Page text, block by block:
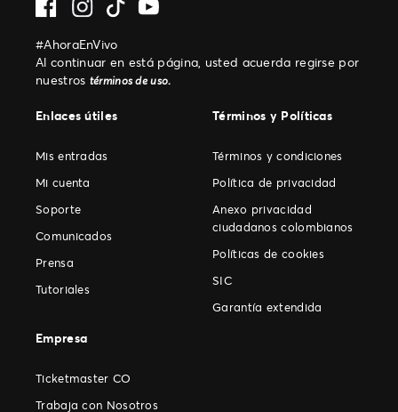
#AhoraEnVivo
Al continuar en está página, usted acuerda regirse por
nuestros términos de uso.
Enlaces útiles
Mis entradas
Mi cuenta
Soporte
Comunicados
Prensa
Tutoriales
Términos y Políticas
Términos y condiciones
Política de privacidad
Anexo privacidad
ciudadanos colombianos
Políticas de cookies
SIC
Garantía extendida
Empresa
Ticketmaster CO
Trabaja con Nosotros